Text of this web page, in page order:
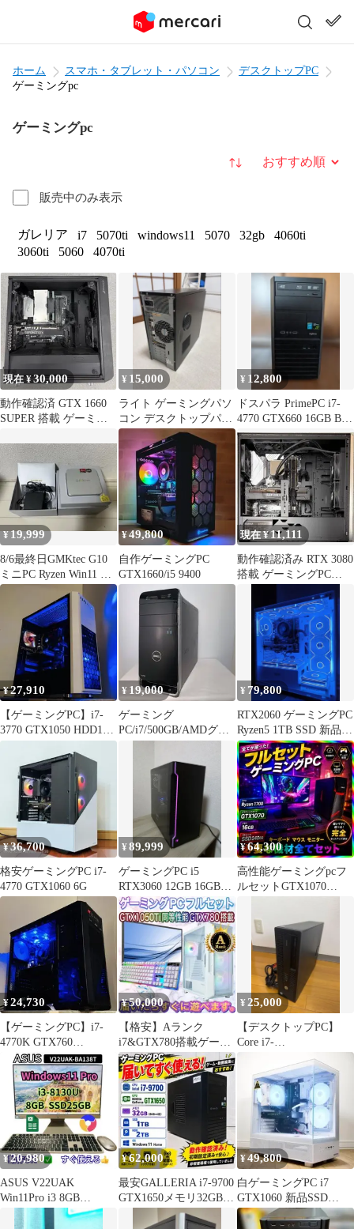
ホーム スマホ・タブレット・パソコン
デスクトップPC
ゲーミングpc
ゲーミングpc
販売中のみ表示
並び替え
ガレリア i7 5070ti windows11 5070 32gb
4060ti
3060ti
5060 4070ti
現在 ¥30,000
動作確認済 GTX 1660
SUPER 搭載 ゲーミン
¥ 15,000
ライト ゲーミングパソ
コン デスクトップパソ
コン PC
¥ 12,800
ドスパラ PrimePC i7-
4770 GTX660 16GB Blu-
ray
¥19,999
8/6最終日GMKtec G10
ミニPC Ryzen Win11 Pro
寄付付
¥49,800
自作ゲーミングPC
GTX1660/i5 9400
現在 ¥11,111
動作確認済み RTX 3080
搭載 ゲーミングPC
¥27,910
【ゲーミングPC】i7-
3770 GTX1050 HDD1TB
メモリ16GB
¥ 19,000
ゲーミング
PC/i7/500GB/AMDグラ
¥ 79,800
RTX2060 ゲーミングPC
Ryzen5 1TB SSD 新品ケ
ース
¥36,700
格安ゲーミングPC i7-
4770 GTX1060 6G
¥89,999
ゲーミングPC i5
RTX3060 12GB 16GB
1TB
¥64,300
高性能ゲーミングpcフ
ルセットGTX1070
¥24,730
【ゲーミングPC】i7-
4770K GTX760
HDD1TB メモリ16GB
¥50,000
【格安】Aランク
i7&GTX780搭載ゲーミ
ングPCフルセットホワ
イト
¥ 25,000
【デスクトップPC】
Core i7-
6700/24GB/SSD1TB/Win
¥20,980
ASUS V22UAK
Win11Pro i3 8GB
SSD256GB 一体型
¥62,000
最安GALLERIA i7-9700
GTX1650メモリ32GB
¥49,800
白ゲーミングPC i7
GTX1060 新品SSD
Office